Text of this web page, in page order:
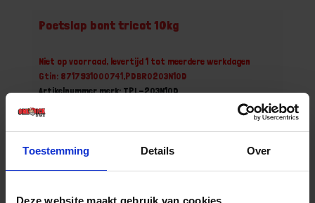
Toestemming Details Over
Deze website maakt gebruik van cookies
Poetslap bont tricot 10kg
Niet op voorraad, levertijd 1 tot meerdere werkdagen
Gtin: 8717931000741,PDBR0203N10D
Artikelnummer merk: TPL-203N10D
- +